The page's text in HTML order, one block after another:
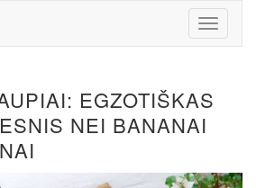
Toggle
EGZOTIŠKAS
NEI BANANAI